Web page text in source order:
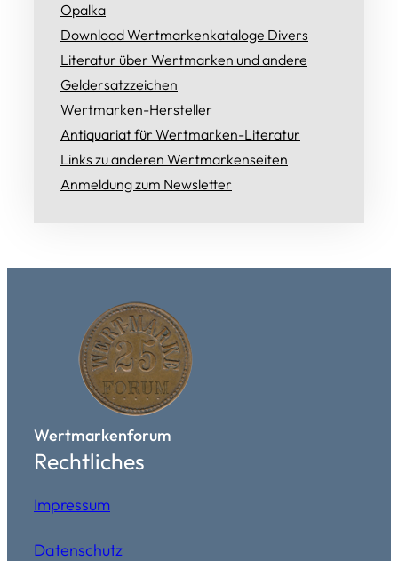
Opalka
Download Wertmarkenkataloge Divers
Literatur über Wertmarken und andere
Geldersatzzeichen
Wertmarken-Hersteller
Antiquariat für Wertmarken-Literatur
Links zu anderen Wertmarkenseiten
Anmeldung zum Newsletter
Wertmarkenforum
Rechtliches
Impressum
Datenschutz